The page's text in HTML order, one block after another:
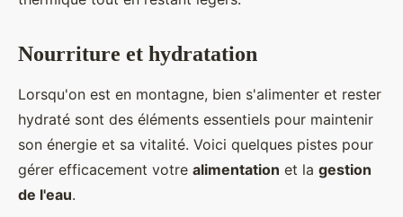
Nourriture et hydratation
Lorsqu'on est en montagne, bien s'alimenter et rester
hydraté sont des éléments essentiels pour maintenir
son énergie et sa vitalité. Voici quelques pistes pour
gérer efficacement votre alimentation et la gestion
de l'eau.